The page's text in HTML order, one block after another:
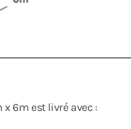
x 6m est livré avec :